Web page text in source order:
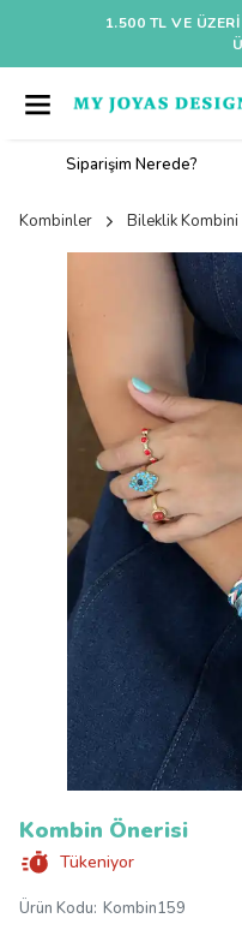
1.500 TL VE
Siparişim Nerede?
Kombinler Bileklik Kombini
Kombin Önerisi
Tükeniyor
Ürün Kodu: Kombin159